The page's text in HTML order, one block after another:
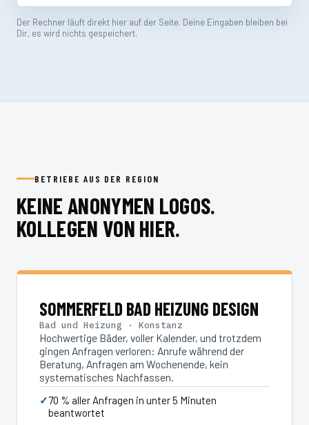
Der Rechner läuft direkt hier auf der Seite. Deine Eingaben bleiben bei
Dir, es wird nichts gespeichert.
BETRIEBE AUS DER REGION
KEINE ANONYMEN LOGOS.
KOLLEGEN VON HIER.
SOMMERFELD BAD HEIZUNG DESIGN
Bad und Heizung · Konstanz
Hochwertige Bäder, voller Kalender, und trotzdem
gingen Anfragen verloren: Anrufe während der
Beratung, Anfragen am Wochenende, kein
systematisches Nachfassen.
70 % aller Anfragen in unter 5 Minuten
beantwortet